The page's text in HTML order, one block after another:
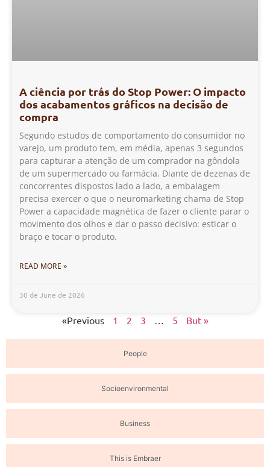
People
Socioenvironmental
Business
This is Embraer
A ciência por trás do Stop Power: O impacto
dos acabamentos gráficos na decisão de
compra
Segundo estudos de comportamento do consumidor no
varejo, um produto tem, em média, apenas 3 segundos
para capturar a atenção de um comprador na gôndola
de um supermercado ou farmácia. Diante de dezenas de
concorrentes dispostos lado a lado, a embalagem
precisa exercer o que o neuromarketing chama de Stop
Power a capacidade magnética de fazer o cliente parar o
movimento dos olhos e dar o passo decisivo: esticar o
braço e tocar o produto.
READ MORE »
30 de June de 2026
«Previous 1 2 3 … 5 But »